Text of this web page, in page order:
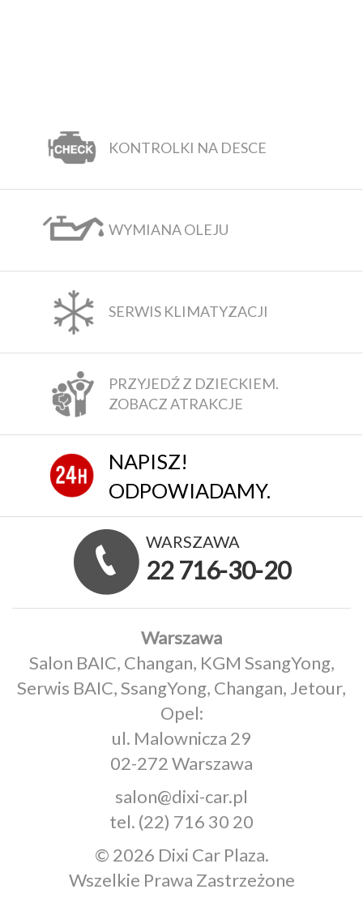
KONTROLKI NA DESCE
WYMIANA OLEJU
SERWIS KLIMATYZACJI
PRZYJEDŹ Z DZIECKIEM.
ZOBACZ ATRAKCJE
NAPISZ!
ODPOWIADAMY.
WARSZAWA
22 716-30-20
Warszawa
Salon BAIC, Changan, KGM SsangYong,
Serwis BAIC, SsangYong, Changan, Jetour,
Opel:
ul. Malownicza 29
02-272 Warszawa
salon@dixi-car.pl
tel. (22) 716 30 20
© 2026 Dixi Car Plaza.
Wszelkie Prawa Zastrzeżone